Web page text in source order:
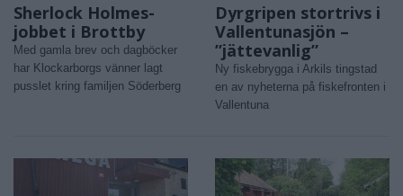
Sherlock Holmes-
jobbet i Brottby
Med gamla brev och dagböcker
har Klockarborgs vänner lagt
pusslet kring familjen Söderberg
Dyrgripen stortrivs i
Vallentunasjön –
”jättevanlig”
Ny fiskebrygga i Arkils tingstad
en av nyheterna på fiskefronten i
Vallentuna